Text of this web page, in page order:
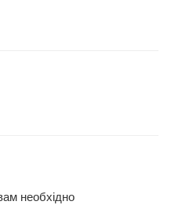
необхідно